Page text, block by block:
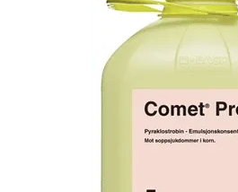
Plantevern og nyttedyr
Blomster, potter og brett